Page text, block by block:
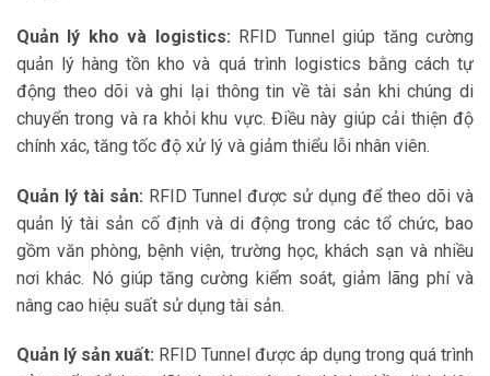
Quản lý kho và logistics: RFID Tunnel giúp tăng cường
quản lý hàng tồn kho và quá trình logistics bằng cách tự
động theo dõi và ghi lại thông tin về tài sản khi chúng di
chuyển trong và ra khỏi khu vực. Điều này giúp cải thiện độ
chính xác, tăng tốc độ xử lý và giảm thiểu lỗi nhân viên.
Quản lý tài sản: RFID Tunnel được sử dụng để theo dõi và
quản lý tài sản cố định và di động trong các tổ chức, bao
gồm văn phòng, bệnh viện, trường học, khách sạn và nhiều
nơi khác. Nó giúp tăng cường kiểm soát, giảm lãng phí và
nâng cao hiệu suất sử dụng tài sản.
Quản lý sản xuất: RFID Tunnel được áp dụng trong quá trình